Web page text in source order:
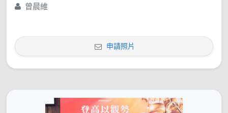
曾晨維
申請照片